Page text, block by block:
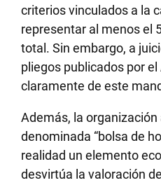
criterios vinculados a la
representar al menos el
total. Sin embargo, a
pliegos publicados por
claramente de este
Además, la organización
denominada “bolsa de
realidad un elemento
desvirtúa la valoración